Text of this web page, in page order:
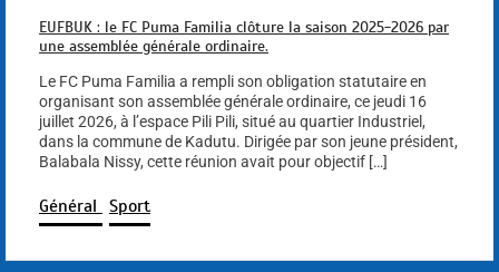
EUFBUK : le FC Puma Familia clôture la saison 2025-2026 par
une assemblée générale ordinaire.
Le FC Puma Familia a rempli son obligation statutaire en
organisant son assemblée générale ordinaire, ce jeudi 16
juillet 2026, à l’espace Pili Pili, situé au quartier Industriel,
dans la commune de Kadutu. Dirigée par son jeune président,
Balabala Nissy, cette réunion avait pour objectif […]
Général Sport